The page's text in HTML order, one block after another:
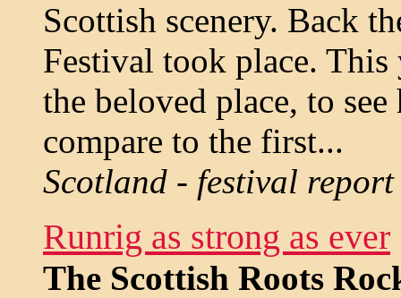
Scottish scenery. Back
Festival took place. This
the beloved place, to
compare to the first...
Scotland - festival report
Runrig as strong as ever
The Scottish Roots